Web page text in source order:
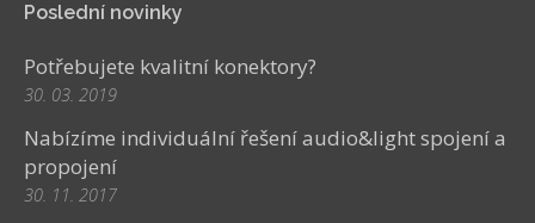
Poslední novinky
Potřebujete kvalitní konektory?
30. 03. 2019
Nabízíme individuální řešení audio&light spojení a
propojení
30. 11. 2017